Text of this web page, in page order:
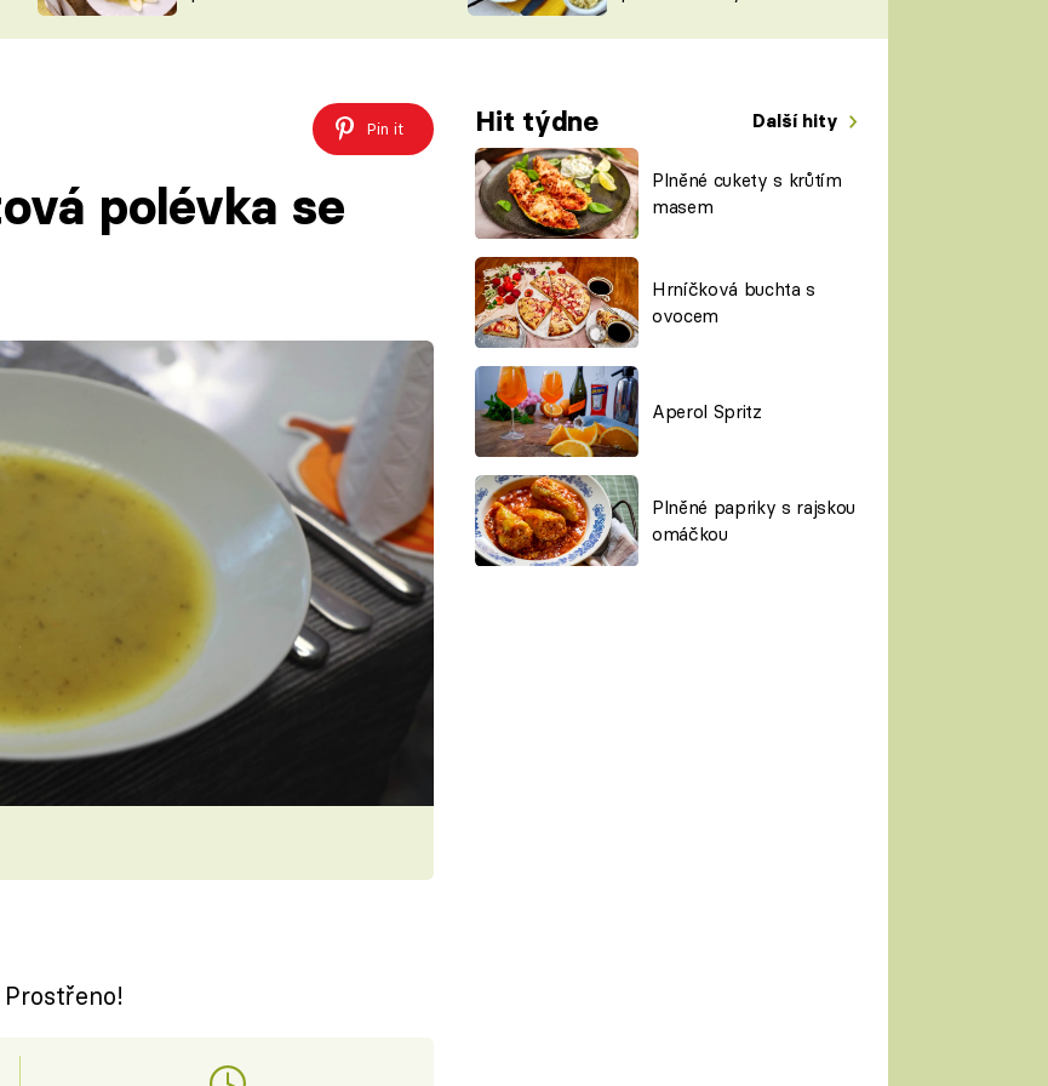
VYCHYTÁVKY
ŠÉFREDAKTORKY
ČASOPIS
Pin it Hit týdne Další hity
Plněné cukety s krůtím
masem
Hrníčková buchta s
ovocem
Aperol Spritz
Plněné papriky s rajskou
omáčkou
polévka se